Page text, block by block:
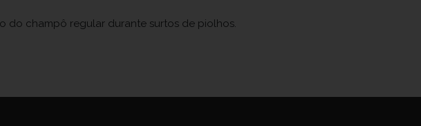
do champô regular durante surtos de piolhos.